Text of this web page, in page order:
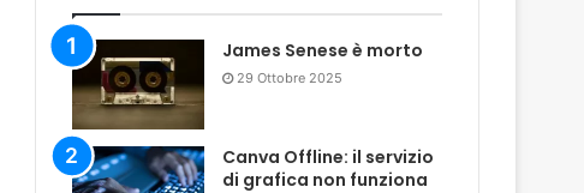
James Senese è morto
29 Ottobre 2025
Canva Offline: il servizio
di grafica non funziona